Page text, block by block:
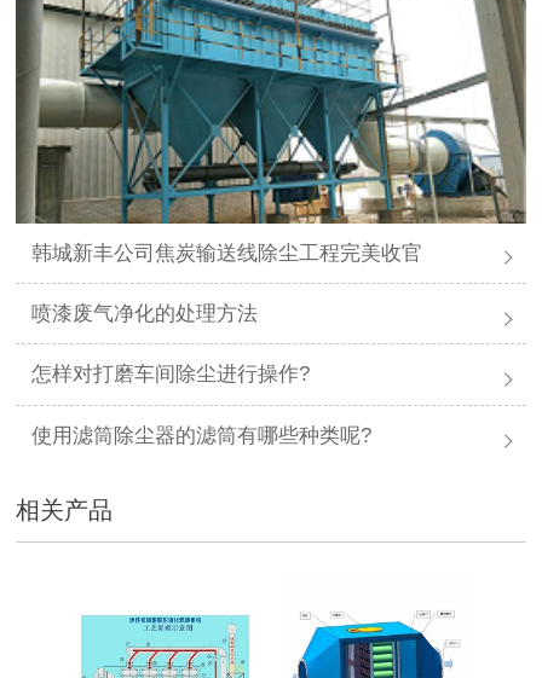
韩城新丰公司焦炭输送线除尘工程完美收官
喷漆废气净化的处理方法
怎样对打磨车间除尘进行操作?
使用滤筒除尘器的滤筒有哪些种类呢?
相关产品